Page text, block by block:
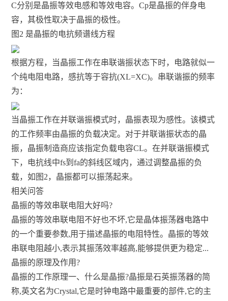
C分别是晶振等效电感和等效电容。Cp是晶振的伴身电
容，其极性取决于晶振的极性。
图2 是晶振的电抗频谱线方程
根据方程，当晶振工作在串联谐振状态下时，电路就似一
个纯电阻电路，感抗等于容抗(XL=XC)。串联谐振的频率
为：
当晶振工作在并联谐振模式时，晶振表现为感性。该模式
的工作频率由晶振的负载决定。对于并联谐振状态的晶
振，晶振制造商应该指定负载电容CL。在并联谐振模式
下，电抗线中fs到fa的斜线区域内，通过调整晶振的负
载，如图2，晶振都可以振荡起来。
相关问答
晶振的等效串联电阻大好吗?
晶振的等效串联电阻不好也不坏,它是晶体振荡器电路中
的一个重要参数,用于描述晶振的电阻特性。晶振的等效
串联电阻越小,表示其振荡效率越高,能够提供更为稳定...
晶振的原理及作用?
晶振的工作原理一、什么是晶振?晶振是石英振荡器的简
称,英文名为Crystal,它是时钟电路中最重要的部件,它的主